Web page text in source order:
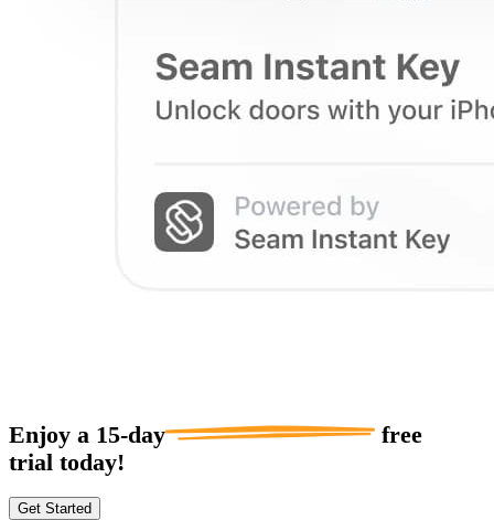
Enjoy a 15-day
free
trial today!
Get Started